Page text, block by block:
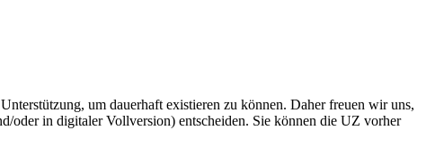
um dauerhaft existieren zu können. Daher freuen wir uns,
oder in digitaler Vollversion) entscheiden. Sie können die UZ vorher